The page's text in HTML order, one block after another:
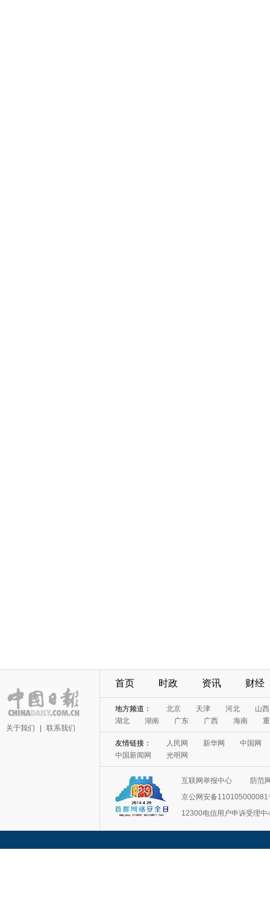
关于我们 联系我们
首页 时政 资讯 财经
地方频道： 北京 天津 河北
山西
湖北
湖南 广东 广西 海南
友情链接： 人民网 新华网
中国网
中国新闻网
光明网
互联网举报中心
防范
京公网安备110105000081
12300电信用户申诉受理中